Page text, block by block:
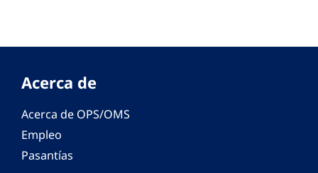
Acerca de
Acerca de OPS/OMS
Empleo
Pasantías